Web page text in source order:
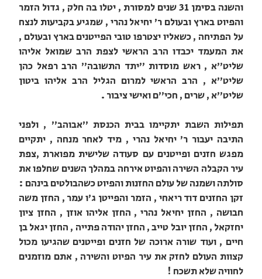
והשנה בסימן 31 שנים למסורת , יטלו בה חלק , גדול הזמר
והפיוט בארץ ובעולם ר' יחיאל נהרי , שמגיע בקביעות לנצח
על הפתיחה , כשאליו יצטרפו טובי הפייטנים בארץ ובעולם ,
את המעמד יכבדו הרב הראשי לצפת הרב שמואל אליהו
שליט"א , ראש מוסדות "יתד התשובה" הרב רפאל כהן
שליט"א , הרב הראשי למרום הגליל הרב אליהו ביטון
שליט"א , שרים , חכי"ם ואישי ציבור .
תפילות השבת יתקיימו בבית הכנסת "אבוהב" , ולפני
התיבה יעבור ר' יחיאל נהרי , מיד לאחר מנחה , יתקיים
מפגש חזנים ופייטנים עם סעודה שלישית מפוארת ,צפת
עיר הקבלה השירה והפיוט אירחה במהלך השנים שחלפו את
סולתה ושמנה של עולם החזנות והפיוט כשהבולטים בינהם :
זקן החזנים דוד ריאחי , הזמר והפייטן ג'ו עמר , החזן משה
חבושה , החזן יחיאל נהרי , החזן אליהו אוזן , החזן ציון
יחזקאל , החזן יובל טייב , החזן יהודה פתייה , החזן יגאל בן
חיים , ועוד שורה ארוכה של חזנים ופייטנים שהגיעו מכול
קצוות העולם לחזק את עיר הפיוט והשירה , אתם מוזמנים
לחוויה שלא תשכח !